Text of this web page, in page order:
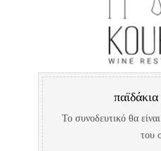
Το συνοδευτικό θα
του